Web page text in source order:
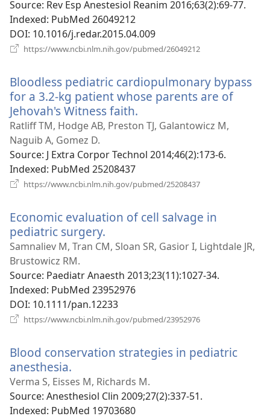
вікні)
Source‎: Rev Esp Anestesiol Reanim 2016;63(2):69-77.
Indexed‎: PubMed 26049212
DOI‎: 10.1016/j.redar.2015.04.009
https://www.ncbi.nlm.nih.gov/pubmed/26049212
вікні)
Bloodless pediatric cardiopulmonary bypass
for a 3.2-kg patient whose parents are of
Jehovah's Witness faith.
у
вікні)
Ratliff TM, Hodge AB, Preston TJ, Galantowicz M,
Naguib A, Gomez D.
Source‎: J Extra Corpor Technol 2014;46(2):173-6.
Indexed‎: PubMed 25208437
https://www.ncbi.nlm.nih.gov/pubmed/25208437
вікні)
Economic evaluation of cell salvage in
pediatric surgery.
у
вікні)
Samnaliev M, Tran CM, Sloan SR, Gasior I, Lightdale JR,
Brustowicz RM.
Source‎: Paediatr Anaesth 2013;23(11):1027-34.
Indexed‎: PubMed 23952976
DOI‎: 10.1111/pan.12233
https://www.ncbi.nlm.nih.gov/pubmed/23952976
вікні)
Blood conservation strategies in pediatric
anesthesia.
у
новому
вікні)
Verma S, Eisses M, Richards M.
Source‎: Anesthesiol Clin 2009;27(2):337-51.
Indexed‎: PubMed 19703680